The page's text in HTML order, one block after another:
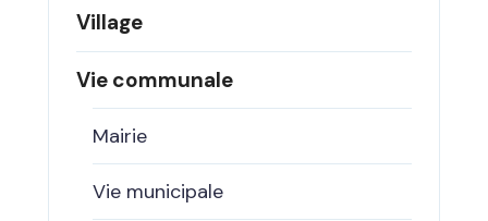
Village
Vie communale
Mairie
Vie municipale